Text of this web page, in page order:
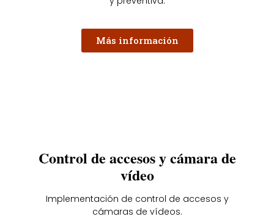
Más información
Control de accesos y cámara de
vídeo
Implementación de control de accesos y
cámaras de vídeos.